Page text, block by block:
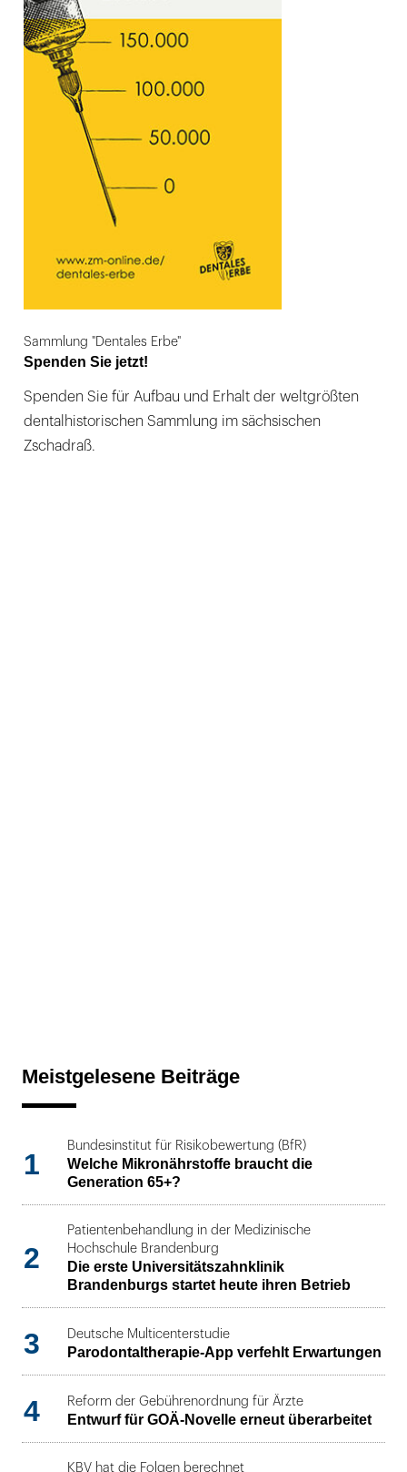
Sammlung "Dentales Erbe"
Spenden Sie jetzt!
Spenden Sie für Aufbau und Erhalt der weltgrößten
dentalhistorischen Sammlung im sächsischen
Zschadraß.
Meistgelesene Beiträge
1
Bundesinstitut für Risikobewertung (BfR)
Welche Mikronährstoffe braucht die
Generation 65+?
2
Patientenbehandlung in der Medizinische
Hochschule Brandenburg
Die erste Universitätszahnklinik
Brandenburgs startet heute ihren Betrieb
3 Deutsche Multicenterstudie
Parodontaltherapie-App verfehlt Erwartungen
4 Reform der Gebührenordnung für Ärzte
Entwurf für GOÄ-Novelle erneut überarbeitet
KBV hat die Folgen berechnet